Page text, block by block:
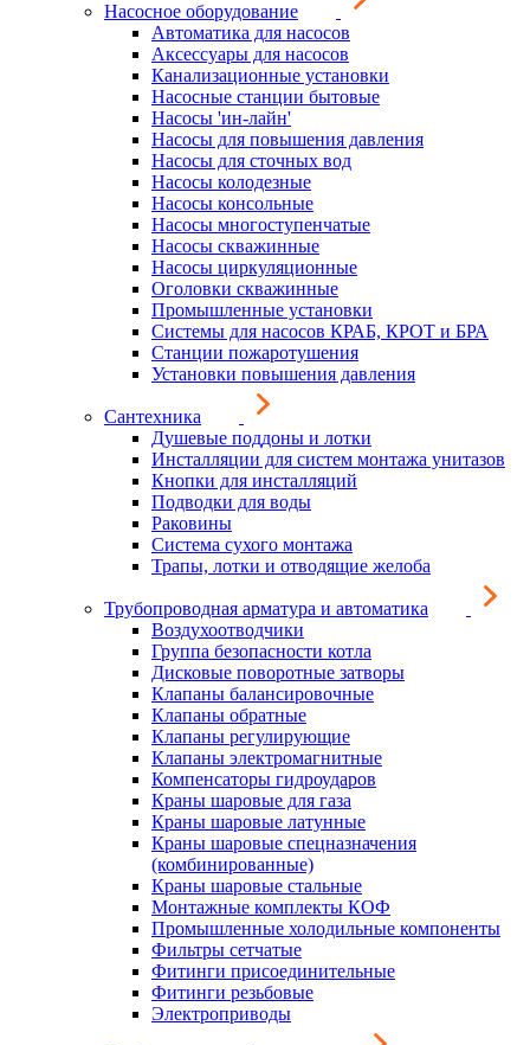
Насосное оборудование
Автоматика для насосов
Аксессуары для насосов
Канализационные установки
Насосные станции бытовые
Насосы 'ин-лайн'
Насосы для повышения давления
Насосы для сточных вод
Насосы колодезные
Насосы консольные
Насосы многоступенчатые
Насосы скважинные
Насосы циркуляционные
Оголовки скважинные
Промышленные установки
Системы для насосов КРАБ, КРОТ и БРА
Станции пожаротушения
Установки повышения давления
Сантехника
Душевые поддоны и лотки
Инсталляции для систем монтажа унитазов
Кнопки для инсталляций
Подводки для воды
Раковины
Система сухого монтажа
Трапы, лотки и отводящие желоба
Трубопроводная арматура и автоматика
Воздухоотводчики
Группа безопасности котла
Дисковые поворотные затворы
Клапаны балансировочные
Клапаны обратные
Клапаны регулирующие
Клапаны электромагнитные
Компенсаторы гидроударов
Краны шаровые для газа
Краны шаровые латунные
Краны шаровые спецназначения
(комбинированные)
Краны шаровые стальные
Монтажные комплекты КОФ
Промышленные холодильные компоненты
Фильтры сетчатые
Фитинги присоединительные
Фитинги резьбовые
Электроприводы